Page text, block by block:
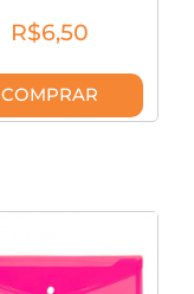
R$6,50
COMPRAR